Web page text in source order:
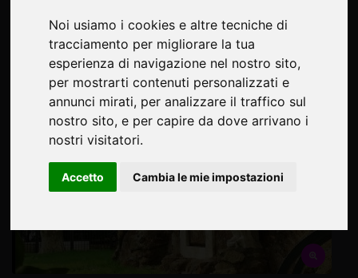
Noi usiamo i cookies e altre tecniche di
tracciamento per migliorare la tua
esperienza di navigazione nel nostro sito,
per mostrarti contenuti personalizzati e
annunci mirati, per analizzare il traffico sul
nostro sito, e per capire da dove arrivano i
nostri visitatori.
Accetto Cambia le mie impostazioni